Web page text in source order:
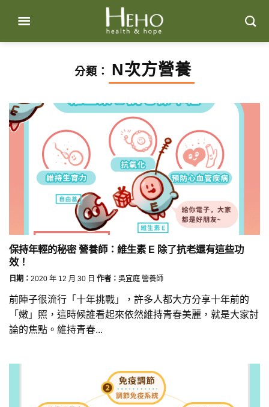
content
分類： N次方營養
保持年輕的秘密 營養師：維生素 E 除了抗老還有這些功
效！
日期： 2020 年 12 月 30 日 作者： 吳宜庭 營養師
前陣子很流行「十年挑戰」，許多人都大方分享十年前的
「嫩」照，這時候誰看起來依然維持青春美麗，就是大家討
論的焦點。維持青春...